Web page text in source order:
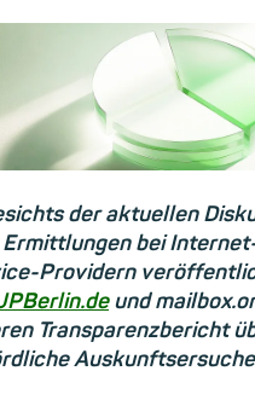
der aktuellen
bei
Providern
und
Transparenzbericht